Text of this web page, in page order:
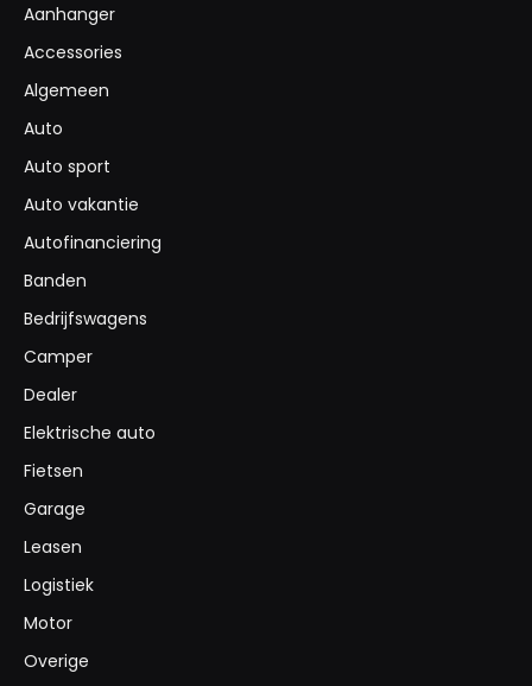
Aanhanger
Accessories
Algemeen
Auto
Auto sport
Auto vakantie
Autofinanciering
Banden
Bedrijfswagens
Camper
Dealer
Elektrische auto
Fietsen
Garage
Leasen
Logistiek
Motor
Overige